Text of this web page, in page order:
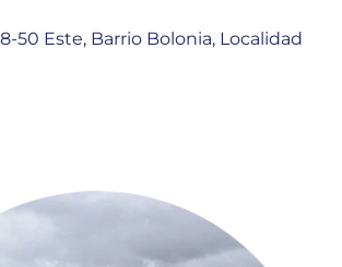
50 Este, Barrio Bolonia, Localidad